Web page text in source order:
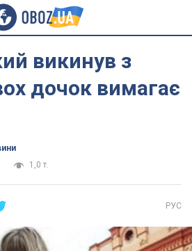
викинув з
дочок вимагає
1,0 т.
РУС